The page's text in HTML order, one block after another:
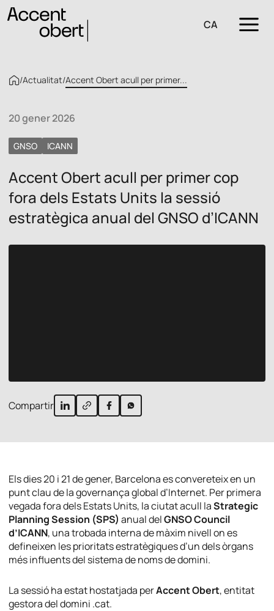
CA
/Actualitat/Accent Obert acull per primer...
20 gener 2026
GNSO ICANN
Accent Obert acull per primer cop
fora dels Estats Units la sessió
estratègica anual del GNSO d’ICANN
Compartir
Els dies 20 i 21 de gener, Barcelona es convereteix en un
punt clau de la governança global d’Internet. Per primera
vegada fora dels Estats Units, la ciutat acull laStrategic
Planning Session (SPS) anual delGNSO Council
d’ICANN, una trobada interna de màxim nivell on es
defineixen les prioritats estratègiques d’un dels òrgans
més influents del sistema de noms de domini.
La sessió ha estat hostatjada perAccent Obert, entitat
gestora del domini .cat.